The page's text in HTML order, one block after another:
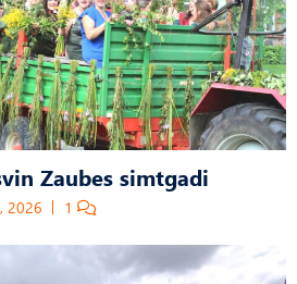
Zaubes simtgadi
2026 1